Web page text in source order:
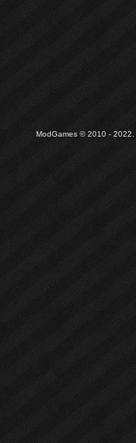
ModGames © 2010 - 2022.